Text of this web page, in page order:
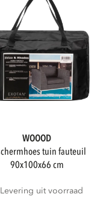
WOOOD
90x100x66 cm
Levering uit voorraad